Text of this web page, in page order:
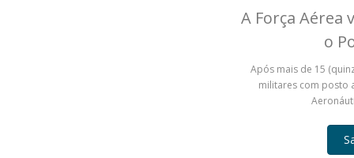
A Força Aérea
o
Após mais de 15
militares com posto